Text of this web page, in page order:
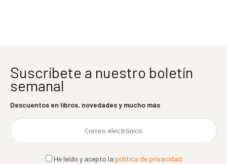
Suscríbete a nuestro boletín
semanal
Descuentos en libros, novedades y mucho más
He leído y acepto la política de privacidad